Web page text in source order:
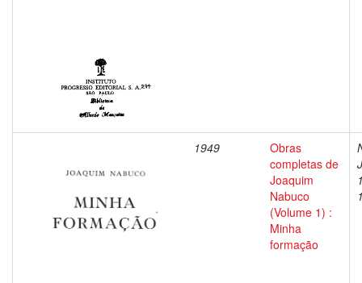
1949
Obras
completas de
Joaquim
Nabuco
(Volume 1) :
Minha
formação